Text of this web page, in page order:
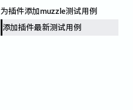
为插件添加muzzle测试用例
添加插件最新测试用例